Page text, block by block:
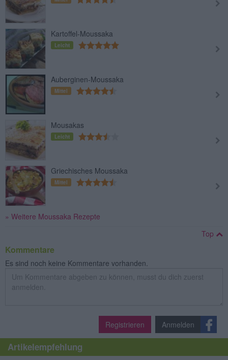
Kartoffel-Moussaka
Leicht
Auberginen-Moussaka
Mittel
Mousakas
Leicht
Griechisches Moussaka
Mittel
» Weitere Moussaka Rezepte
Top
Kommentare
Es sind noch keine Kommentare vorhanden.
Registrieren Anmelden
Artikelempfehlung